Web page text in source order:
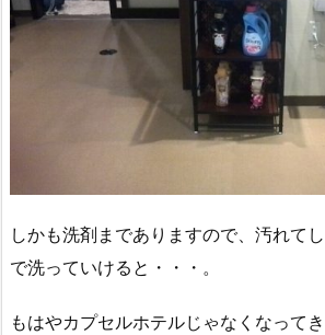
しかも洗剤までありますので、汚れて
で洗っていけると・・・。
もはやカプセルホテルじゃなくなってき